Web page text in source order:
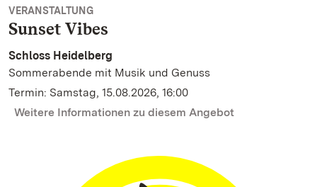
VERANSTALTUNG
Sunset Vibes
Schloss Heidelberg
Sommerabende mit Musik und Genuss
Termin: Samstag, 15.08.2026, 16:00
Weitere Informationen zu diesem Angebot